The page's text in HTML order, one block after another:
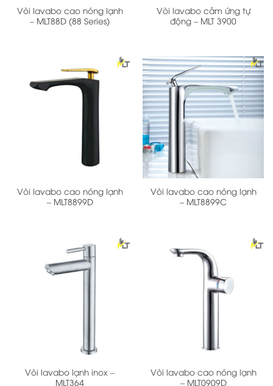
Vòi lavabo cao nóng lạnh
– MLT88D (88 Series)
Vòi lavabo cảm ứng tự
động – MLT 3900
Vòi lavabo cao nóng lạnh
– MLT8899D
Vòi lavabo cao nóng lạnh
– MLT8899C
Vòi lavabo lạnh inox –
MLT364
Vòi lavabo cao nóng lạnh
– MLT0909D